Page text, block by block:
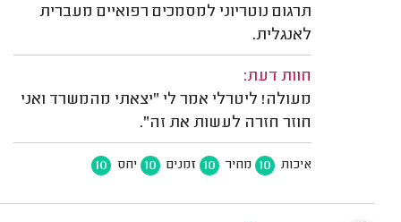
תרגום נוטריוני למסמכים רפואיים מעברית
לאנגלית.
חוות דעת:
מעולה! ליטרלי אמר לי "יצאתי מהמשרד ואני
חוזר חזרה לעשות את זה".
איכות 10 מחיר 10 זמנים 10 יחס 10